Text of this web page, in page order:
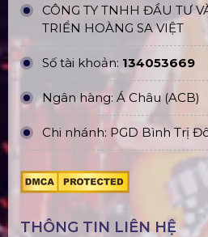
CÔNG TY TNHH ĐẦU TƯ
TRIỂN HOÀNG SA VIỆT
Số tài khoản: 134053669
Ngân hàng: Á Châu (ACB)
Chi nhánh: PGD Bình Trị
THÔNG TIN LIÊN HỆ